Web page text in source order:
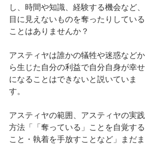
し、時間や知識、経験する機会など、
目に見えないものを奪ったりしている
ことはありませんか？
アスティヤは誰かの犠牲や迷惑などか
ら生じた自分の利益で自分自身が幸せ
になることはできないと説いていま
す。
アスティヤの範囲、アスティヤの実践
方法「「奪っている」ことを自覚する
こと・執着を手放すことなど」まだま